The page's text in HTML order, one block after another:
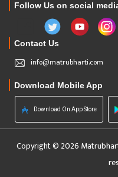
Follow Us on social
Contact Us
info@matrubharti.com
Download Mobile App
Download On App Store
Copyright © 2026